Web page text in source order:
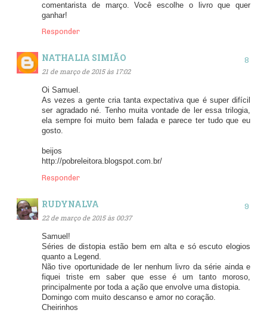
comentarista de março. Você escolhe o livro que quer
ganhar!
Responder
NATHALIA SIMIÃO
21 de março de 2015 às 17:02
Oi Samuel.
As vezes a gente cria tanta expectativa que é super difícil
ser agradado né. Tenho muita vontade de ler essa trilogia,
ela sempre foi muito bem falada e parece ter tudo que eu
gosto.
beijos
http://pobreleitora.blogspot.com.br/
Responder
RUDYNALVA
22 de março de 2015 às 00:37
Samuel!
Séries de distopia estão bem em alta e só escuto elogios
quanto a Legend.
Não tive oportunidade de ler nenhum livro da série ainda e
fiquei triste em saber que esse é um tanto moroso,
principalmente por toda a ação que envolve uma distopia.
Domingo com muito descanso e amor no coração.
Cheirinhos